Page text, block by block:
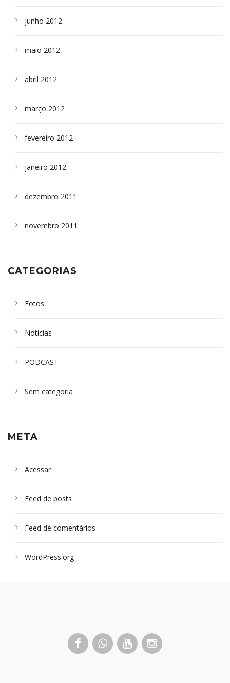
junho 2012
maio 2012
abril 2012
março 2012
fevereiro 2012
janeiro 2012
dezembro 2011
novembro 2011
CATEGORIAS
Fotos
Notícias
PODCAST
Sem categoria
META
Acessar
Feed de posts
Feed de comentários
WordPress.org